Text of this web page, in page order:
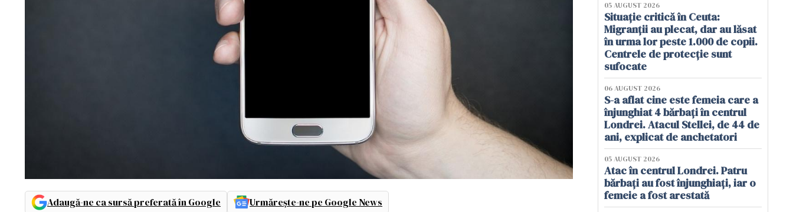
Adaugă-ne ca sursă preferată în Google Urmărește-ne pe Google News
05 AUGUST 2026
Situație critică în Ceuta:
Migranții au plecat, dar au lăsat
în urma lor peste 1.000 de copii.
Centrele de protecție sunt
sufocate
06 AUGUST 2026
S-a aflat cine este femeia care a
înjunghiat 4 bărbați în centrul
Londrei. Atacul Stellei, de 44 de
ani, explicat de anchetatori
05 AUGUST 2026
Atac în centrul Londrei. Patru
bărbați au fost înjunghiați, iar o
femeie a fost arestată